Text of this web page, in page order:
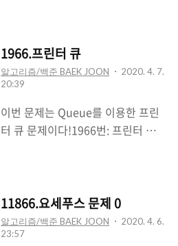
발생한다. 함수는 조합해서 한 번에
사용할 수 있다. 예를 들어, "AB"는
A를 수행한 다음에 바로 이어서 B를
www.acmicpc.net #include
#include #incl..
었다가 내 맘대로 구현을 해버렸다.
문제를 다시 읽고 나서야내 맘대로
문제를 풀었다는 것을 확인했다. (
문제 대충 읽는 실수 주의! )1021번:
회전하는 큐첫째 줄에 큐의 크기 N
과 뽑아내려고 하는 수의 개수 M이
은 자연수이다. 둘째 줄에는 지민이
가 뽑아내려고 하는 수의 위치가 순
서대로 주어진다. 위치는 1보다 크
1966.프린터 큐
알고리즘/백준 BAEK JOON
2020. 4. 7.
20:39
이번 문제는 Queue를 이용한 프린
터 큐 문제이다!1966번: 프린터 큐
대로’, 즉 먼저 요청된 것을 먼저 인
쇄한다. 여러 개의 문서가 쌓인다면
Queue 자료구조에 쌓여서 FIFO -
11866.요세푸스 문제 0
알고리즘/백준 BAEK JOON
2020. 4. 6.
23:57